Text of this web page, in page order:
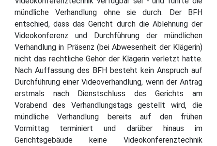
mündliche Verhandlung ohne sie durch. Der BFH
entschied, dass das Gericht durch die Ablehnung der
Videokonferenz und Durchführung der mündlichen
Verhandlung in Präsenz (bei Abwesenheit der Klägerin)
nicht das rechtliche Gehör der Klägerin verletzt hatte.
Nach Auffassung des BFH besteht kein Anspruch auf
Durchführung einer Videoverhandlung, wenn der Antrag
erstmals nach Dienstschluss des Gerichts am
Vorabend des Verhandlungstags gestellt wird, die
mündliche Verhandlung bereits auf den frühen
Vormittag terminiert und darüber hinaus im
Gerichtsgebäude keine Videokonferenztechnik